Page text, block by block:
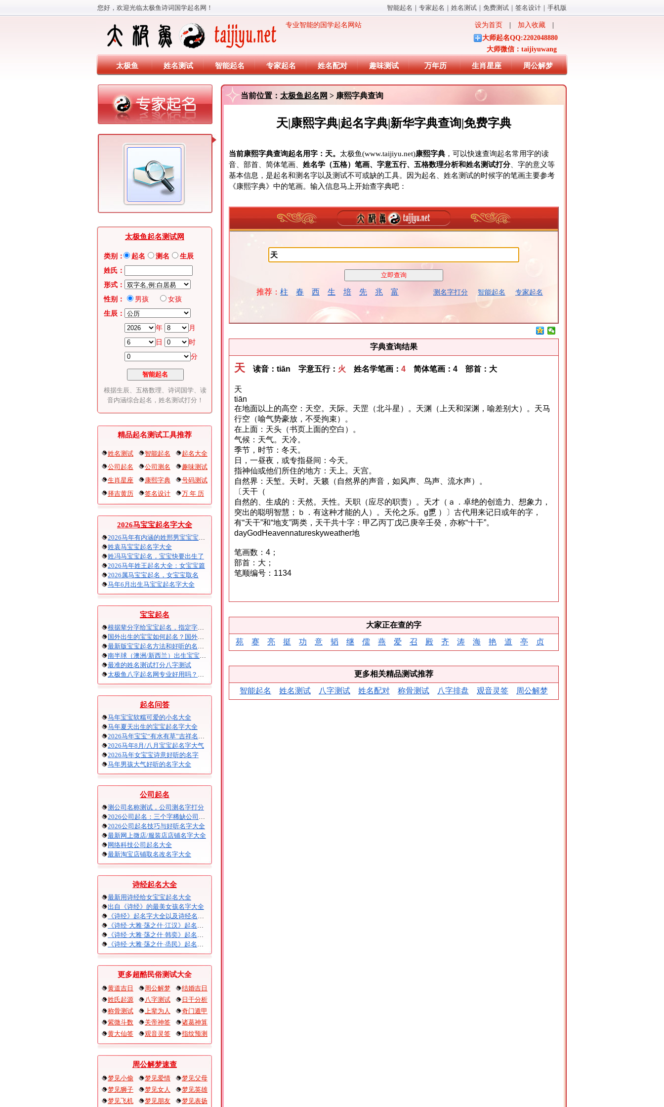
智能起名 ｜ 专家起名 ｜ 姓名测试 ｜ 免费测试 ｜ 签名设计 ｜ 手机版
您好，欢迎光临太极鱼诗词国学起名网！
专业智能的国学起名网站 设为首页 加入收藏
大师起名QQ:2202048880
大师微信：taijiyuwang
太极鱼 姓名测试 智能起名 专家起名 姓名配对 趣味测试 万年历 生肖星座 周公解梦
太极鱼起名测试网
类别： 起名 测名
生辰
姓氏：
形式：
性别：
男孩
女孩
生辰：
年
月
日
时
分
根据生辰、五格数理、诗词国学、读
音内涵综合起名，姓名测试打分！
精品起名测试工具推荐
姓名测试 智能起名
起名大全
公司起名
公司测名
趣味测试
生肖星座
康熙字典
号码测试
择吉黄历
签名设计 万 年 历
2026马宝宝起名字大全
2026马年有内涵的姓邢男宝宝宝起名
姓袁马宝宝起名字大全
姓冯马宝宝起名，宝宝快要出生了
2026马年姓王起名大全：女宝宝篇
2026属马宝宝起名，女宝宝取名
马年6月出生马宝宝起名字大全
宝宝起名
根据辈分字给宝宝起名，指定字宝宝起名大全
国外出生的宝宝如何起名？国外出生宝宝八字起名时间怎么算？
最新版宝宝起名方法和好听的名字精选
南半球（澳洲/新西兰）出生宝宝五行八字起名以及时间推算
最准的姓名测试打分八字测试
太极鱼八字起名网专业好用吗？太极鱼起名怎么样？
起名问答
马年宝宝软糯可爱的小名大全
马年夏天出生的宝宝起名字大全
2026马年宝宝“有水有草”吉祥名字大全
2026马年8月/八月宝宝起名字大气
2026马年女宝宝诗意好听的名字
马年男孩大气好听的名字大全
公司起名
测公司名称测试，公司测名字打分
2026公司起名：三个字稀缺公司名大全
2026公司起名技巧与好听名字大全
最新网上微店/服装店店铺名字大全
网络科技公司起名大全
最新淘宝店铺取名改名字大全
诗经起名大全
最新用诗经给女宝宝起名大全
出自《诗经》的最美女孩名字大全
《诗经》起名字大全以及诗经名句赏析
《诗经·大雅·荡之什·江汉》起名大全以及赏析
《诗经·大雅·荡之什·韩奕》起名大全以及赏析
《诗经·大雅·荡之什·烝民》起名大全以及赏析
更多超酷民俗测试大全
黄道吉日 周公解梦
结婚吉日
姓氏起源
八字测试
日干分析
称骨测试
上辈为人
奇门遁甲
紫微斗数
关帝神签
诸葛神算
黄大仙签
观音灵签 指纹预测
周公解梦速查
梦见小偷 梦见爱情
梦见父母
梦见狮子
梦见女人
梦见英雄
梦见飞机
梦见朋友 梦见表扬
当前位置： 太极鱼起名网 > 康熙字典查询
天|康熙字典|起名字典|新华字典查询|免费字典
当前康熙字典查询起名用字：天。 太极鱼(www.taijiyu.net)康熙字典 ，可以快速查询起名常用字的读
音、部首、简体笔画、 姓名学（五格）笔画、字意五行、五格数理分析和姓名测试打分、字的意义等
基本信息，是起名和测名字以及测试不可或缺的工具。因为起名、姓名测试的时候字的笔画主要参考
《康熙字典》中的笔画。输入信息马上开始查字典吧：
测名字打分 智能起名 专家起名
推荐： 柱 春 西 生 培 先 兆 富
字典查询结果
天 读音：tiān 字意五行： 火 姓名学笔画： 4 简体笔画：4 部首：大
天
tiān
在地面以上的高空：天空。天际。天罡（北斗星）。天渊（上天和深渊，喻差别大）。天马
行空（喻气势豪放，不受拘束）。
在上面：天头（书页上面的空白）。
气候：天气。天冷。
季节，时节：冬天。
日，一昼夜，或专指昼间：今天。
指神仙或他们所住的地方：天上。天宫。
自然界：天堑。天时。天籁（自然界的声音，如风声、鸟声、流水声）。
〔天干（
自然的、生成的：天然。天性。天职（应尽的职责）。天才（ａ．卓绝的创造力、想象力，
突出的聪明智慧；ｂ．有这种才能的人）。天伦之乐。g乶 ）〕古代用来记日或年的字，
有“天干”和“地支”两类，天干共十字：甲乙丙丁戊己庚辛壬癸，亦称“十干”。
dayGodHeavennatureskyweather地
笔画数：4；
部首：大；
笔顺编号：1134
大家正在查的字
苑
赛 亮 挺 功 意 韬 继 儒 燕 爱 召 殿 齐 涛 海 艳 道 亭 贞
更多相关精品测试推荐
智能起名
姓名测试 八字测试 姓名配对 称骨测试 八字排盘 观音灵签 周公解梦